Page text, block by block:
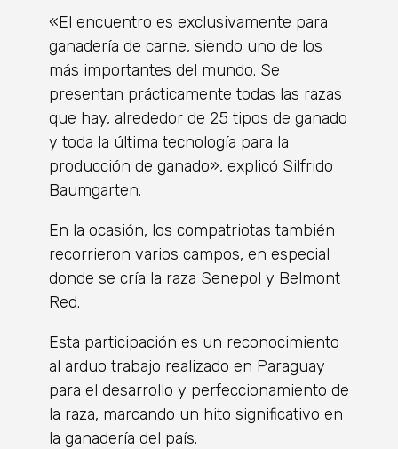
«El encuentro es exclusivamente para
ganadería de carne, siendo uno de los
más importantes del mundo. Se
presentan prácticamente todas las razas
que hay, alrededor de 25 tipos de ganado
y toda la última tecnología para la
producción de ganado», explicó Silfrido
Baumgarten.
En la ocasión, los compatriotas también
recorrieron varios campos, en especial
donde se cría la raza Senepol y Belmont
Red.
Esta participación es un reconocimiento
al arduo trabajo realizado en Paraguay
para el desarrollo y perfeccionamiento de
la raza, marcando un hito significativo en
la ganadería del país.